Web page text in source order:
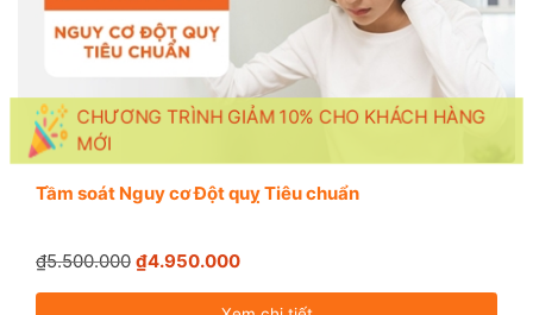
CHƯƠNG TRÌNH GIẢM 10% CHO KHÁCH HÀNG
MỚI
Tầm soát Nguy cơ Đột quỵ Tiêu chuẩn
₫5.500.000 ₫4.950.000